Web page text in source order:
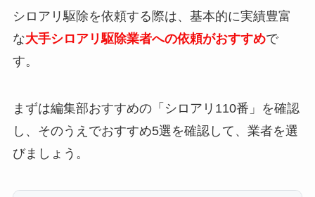
シロアリ駆除を依頼する際は、基本的に実績豊富
な大手シロアリ駆除業者への依頼がおすすめで
す。
まずは編集部おすすめの「シロアリ110番」を確認
し、そのうえでおすすめ5選を確認して、業者を選
びましょう。